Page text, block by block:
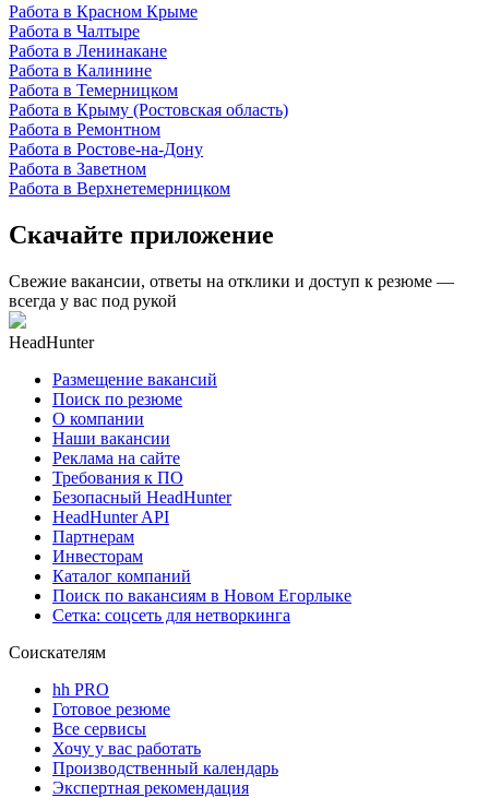
Работа в Красном Крыме
Работа в Чалтыре
Работа в Ленинакане
Работа в Калинине
Работа в Темерницком
Работа в Крыму (Ростовская область)
Работа в Ремонтном
Работа в Ростове-на-Дону
Работа в Заветном
Работа в Верхнетемерницком
Скачайте приложение
Свежие вакансии, ответы на отклики и доступ к резюме —
всегда у вас под рукой
HeadHunter
Размещение вакансий
Поиск по резюме
О компании
Наши вакансии
Реклама на сайте
Требования к ПО
Безопасный HeadHunter
HeadHunter API
Партнерам
Инвесторам
Каталог компаний
Поиск по вакансиям в Новом Егорлыке
Сетка: соцсеть для нетворкинга
Соискателям
hh PRO
Готовое резюме
Все сервисы
Хочу у вас работать
Производственный календарь
Экспертная рекомендация